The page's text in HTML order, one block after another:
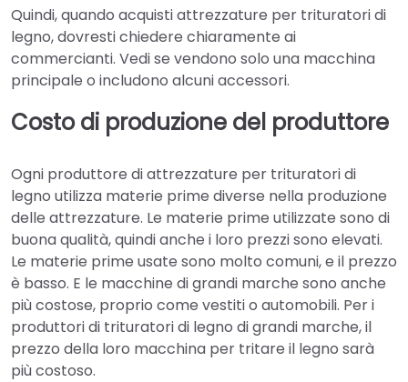
Quindi, quando acquisti attrezzature per trituratori di
legno, dovresti chiedere chiaramente ai
commercianti. Vedi se vendono solo una macchina
principale o includono alcuni accessori.
Costo di produzione del produttore
Ogni produttore di attrezzature per trituratori di
legno utilizza materie prime diverse nella produzione
delle attrezzature. Le materie prime utilizzate sono di
buona qualità, quindi anche i loro prezzi sono elevati.
Le materie prime usate sono molto comuni, e il prezzo
è basso. E le macchine di grandi marche sono anche
più costose, proprio come vestiti o automobili. Per i
produttori di trituratori di legno di grandi marche, il
prezzo della loro macchina per tritare il legno sarà
più costoso.